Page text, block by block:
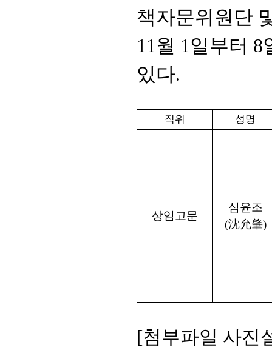
책자문위원단
11 월 1 일부터 8
있다.
직위 성명
상임고문
심윤조
(沈允肇)
[첨부파일 사진